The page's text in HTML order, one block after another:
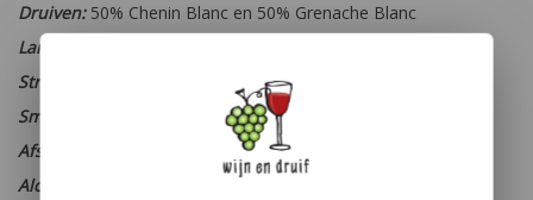
Druiven:50% Chenin Blanc en 50% Grenache Blanc
Land:
Streek:
Smaaktype:
Afsluiting:
Alcohol percentage: